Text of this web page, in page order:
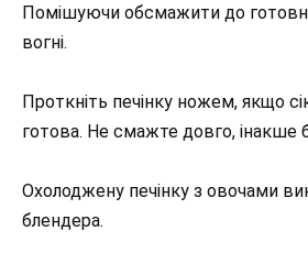
Помішуючи обсмажити до
вогні.
Проткніть печінку ножем, якщо
готова. Не смажте довго, інакше
Охолоджену печінку з овочами
блендера.